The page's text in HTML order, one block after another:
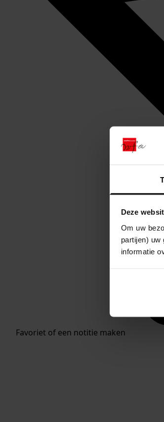
Deze
Om uw
partijen)
informatie
Favoriet of een notitie maken